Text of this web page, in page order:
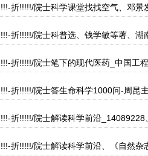
折!!!!!/院士科学课堂找找空气、邓
折!!!!!/院士科普选、钱学敏等著、
折!!!!!/院士笔下的现代医药_中国工
折!!!!!/院士答生命科学1000问-周昆
折!!!!!/院士解读科学前沿
折!!!!!/院士解读科学前沿、《自然